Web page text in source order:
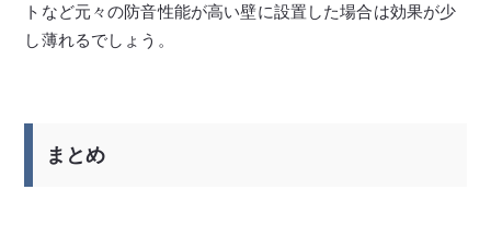
トなど元々の防音性能が高い壁に設置した場合は効果が少
し薄れるでしょう。
まとめ